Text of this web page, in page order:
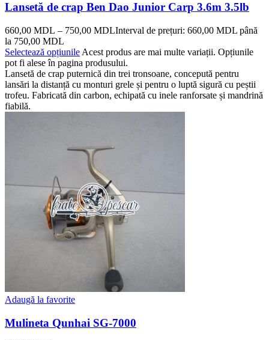
Lansetă de crap Ben Dao Junior Carp 3.6m 3.5lb
660,00 MDL – 750,00 MDLInterval de prețuri: 660,00 MDL până
la 750,00 MDL
Selectează opțiunile Acest produs are mai multe variații. Opțiunile
pot fi alese în pagina produsului.
Lansetă de crap puternică din trei tronsoane, concepută pentru
lansări la distanță cu monturi grele și pentru o luptă sigură cu peștii
trofeu. Fabricată din carbon, echipată cu inele ranforsate și mandrină
fiabilă.
Adaugă la favorite
Mulineta Qunhai SG-7000